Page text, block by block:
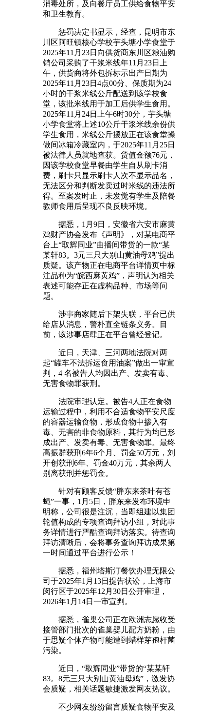
消毒处所，及向餐厅员工供给食物平安
和卫生教育。
惩罚决定书显示，经查，昆明市东
川区阿旺镇核心学校芋头塘小学食堂于
2025年11月23日向供货商东川区粮油购
销公司采购了干浆米线年11月23日上
午，供货商将外包拆标示出产日期为
2025年11月23日4点00分、保质期为24
小时的干浆米线公斤配送到该学校食
堂，该批米线用于加工后供学生食用。
2025年11月24日上午6时30分，芋头塘
小学食堂将上述10公斤干浆米线余份供
学生食用，米线公斤摆放正在该食堂操
做间冰箱冷藏室内，于2025年11月25日
被法律人员就地查获。货值金额76元，
因该学校食堂早餐由学生自从刷卡消
费，刷卡只显示刷卡人次不显示品名，
无法区分和判断发卖过时米线的违法所
得。至案发时止，未发觉有学生及陪餐
教师食用后呈现不良反映环境。
据悉，1月9日，安徽省六安市麻黄
鸡财产协会发布《声明》，对某电商平
台上“取辉同业”曲播间带货的一款“某
某轩83。3元三只大别山黄油母鸡”提出
质疑。该产物正在电商平台详情页中标
注品种为“皖西麻黄鸡”，声明认为相关
表述可能存正在虚构品种、市场等问
题。
涉事商家随后下架失联，平台已供
给店从消息，警朴直全链条义务。目
前，该涉事店肆正在平台曾经登记。
近日，天津、三河两地法院对两
起“罐车不法拆运食用油案”做出一审宣
判，4 名被告人均因出产、发卖有毒、
无害食物罪获刑。
法院审理认定。被告4人正在食物
运输过程中，利用不合适食物平安尺度
的容器运输食物，形成食物中掺入有
毒、无害的非食物原料，其行为均已形
成出产、发卖有毒、无害食物罪。最终
高振群获刑6年6个月、罚金50万元，刘
开创获刑6年、罚金40万元，其余两人
别离获刑并惩罚金。
针对有顾客反馈“胖东来茶叶有苍
蝇”一事，1月5日，胖东来发布环境申
明称，公司很是注沉，当即组建以集团
轮值构成的专项查询拜访小组，对此事
务详情进行严酷查询拜访落实。待查询
拜访清晰后，会将事务查询拜访成果第
一时间通过平台进行公示！
据悉，福州塔斯汀餐饮办理无限公
司于2025年1月13日提告状讼，上海市
闵行区于2025年12月30日公开审理，
2026年1月14日一审宣判。
据悉，雀巢公司正在欧洲志愿收受
接管部门批次的雀巢婴儿配方奶粉，由
于思疑个体产物可能遭到蜡样芽孢杆菌
污染。
近日，“取辉同业”带货的“某某轩
83。8元三只大别山黄油母鸡”，激发协
会质疑，相关话题敏捷激发网友热议。
不少网友纷纷留言质疑食物平安及